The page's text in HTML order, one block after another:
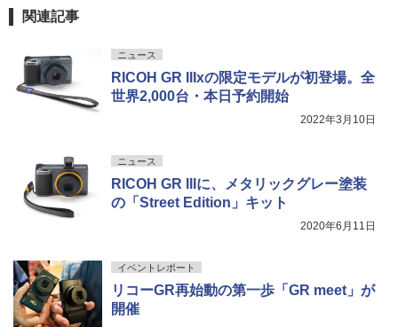
関連記事
ニュース
RICOH GR IIIxの限定モデルが初登場。全
世界2,000台・本日予約開始
2022年3月10日
ニュース
RICOH GR IIIに、メタリックグレー塗装
の「Street Edition」キット
2020年6月11日
イベントレポート
リコーGR再始動の第一歩「GR meet」が
開催